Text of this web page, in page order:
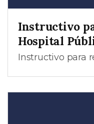
Instructivo
Hospital
Instructivo para